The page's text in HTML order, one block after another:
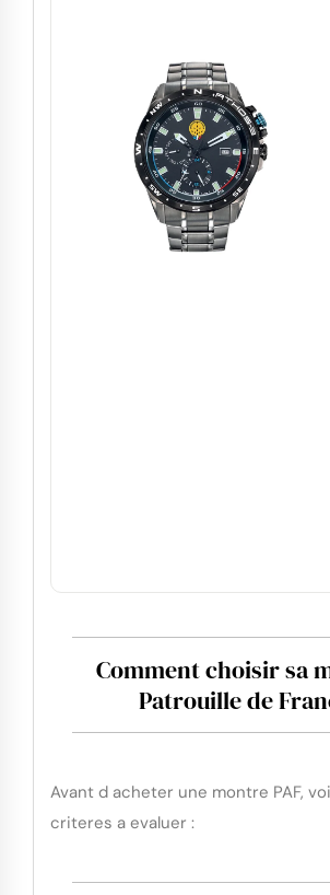
Comment choisir sa
Patrouille de
Avant d acheter une montre PAF,
criteres a evaluer :